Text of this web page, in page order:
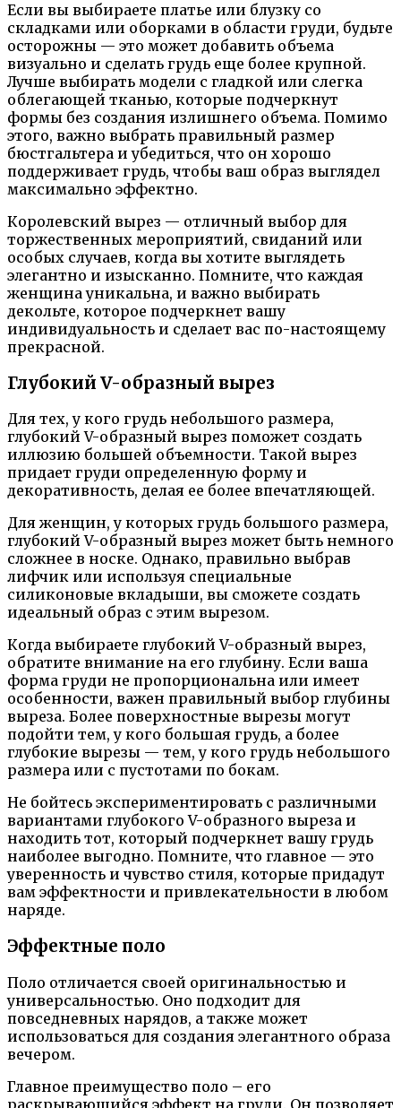
Если вы выбираете платье или блузку со
складками или оборками в области груди, будьте
осторожны — это может добавить объема
визуально и сделать грудь еще более крупной.
Лучше выбирать модели с гладкой или слегка
облегающей тканью, которые подчеркнут
формы без создания излишнего объема. Помимо
этого, важно выбрать правильный размер
бюстгальтера и убедиться, что он хорошо
поддерживает грудь, чтобы ваш образ выглядел
максимально эффектно.
Королевский вырез — отличный выбор для
торжественных мероприятий, свиданий или
особых случаев, когда вы хотите выглядеть
элегантно и изысканно. Помните, что каждая
женщина уникальна, и важно выбирать
декольте, которое подчеркнет вашу
индивидуальность и сделает вас по-настоящему
прекрасной.
Глубокий V-образный вырез
Для тех, у кого грудь небольшого размера,
глубокий V-образный вырез поможет создать
иллюзию большей объемности. Такой вырез
придает груди определенную форму и
декоративность, делая ее более впечатляющей.
Для женщин, у которых грудь большого размера,
глубокий V-образный вырез может быть немного
сложнее в носке. Однако, правильно выбрав
лифчик или используя специальные
силиконовые вкладыши, вы сможете создать
идеальный образ с этим вырезом.
Когда выбираете глубокий V-образный вырез,
обратите внимание на его глубину. Если ваша
форма груди не пропорциональна или имеет
особенности, важен правильный выбор глубины
выреза. Более поверхностные вырезы могут
подойти тем, у кого большая грудь, а более
глубокие вырезы — тем, у кого грудь небольшого
размера или с пустотами по бокам.
Не бойтесь экспериментировать с различными
вариантами глубокого V-образного выреза и
находить тот, который подчеркнет вашу грудь
наиболее выгодно. Помните, что главное — это
уверенность и чувство стиля, которые придадут
вам эффектности и привлекательности в любом
наряде.
Эффектные поло
Поло отличается своей оригинальностью и
универсальностью. Оно подходит для
повседневных нарядов, а также может
использоваться для создания элегантного образа
вечером.
Главное преимущество поло – его
раскрывающийся эффект на груди. Он позволяет